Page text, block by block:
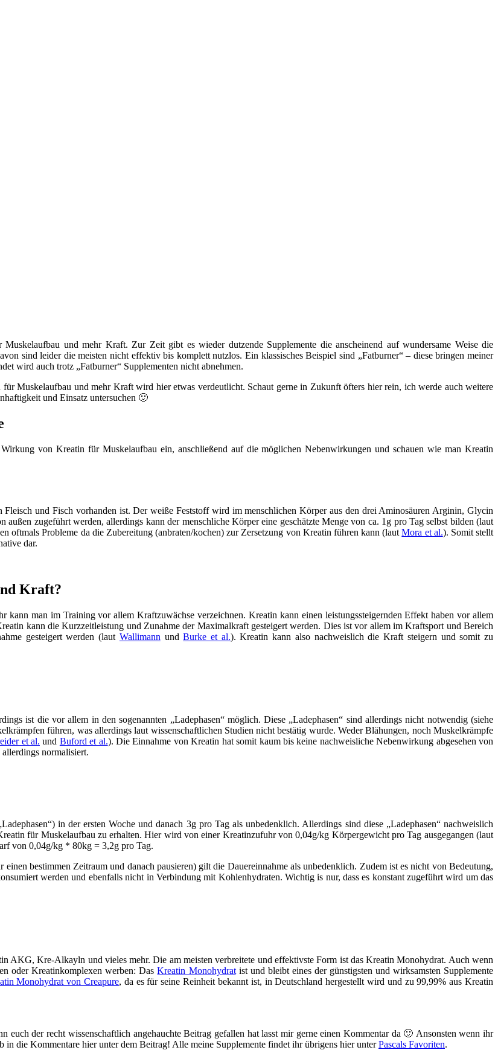
und mehr Kraft. Zur Zeit gibt es wieder dutzende Supplemente die anscheinend auf wundersame Weise die
sind leider die meisten nicht effektiv bis komplett nutzlos. Ein klassisches Beispiel sind „Fatburner“ – diese bringen meiner
wird auch trotz „Fatburner“ Supplementen nicht abnehmen.
Muskelaufbau und mehr Kraft wird hier etwas verdeutlicht. Schaut gerne in Zukunft öfters hier rein, ich werde auch weitere
und Einsatz untersuchen 🙂
von Kreatin für Muskelaufbau ein, anschließend auf die möglichen Nebenwirkungen und schauen wie man Kreatin
und Fisch vorhanden ist. Der weiße Feststoff wird im menschlichen Körper aus den drei Aminosäuren Arginin, Glycin
zugeführt werden, allerdings kann der menschliche Körper eine geschätzte Menge von ca. 1g pro Tag selbst bilden (laut
oftmals Probleme da die Zubereitung (anbraten/kochen) zur Zersetzung von Kreatin führen kann (lautMora et al.). Somit stellt
dar.
Kraft?
kann man im Training vor allem Kraftzuwächse verzeichnen. Kreatin kann einen leistungssteigernden Effekt haben vor allem
kann die Kurzzeitleistung und Zunahme der Maximalkraft gesteigert werden. Dies ist vor allem im Kraftsport und Bereich
gesteigert werden (laut Wallimann undBurke et al.). Kreatin kann also nachweislich die Kraft steigern und somit zu
ist die vor allem in den sogenannten „Ladephasen“ möglich. Diese „Ladephasen“ sind allerdings nicht notwendig (siehe
führen, was allerdings laut wissenschaftlichen Studien nicht bestätig wurde. Weder Blähungen, noch Muskelkrämpfe
et al. und Buford et al.). Die Einnahme von Kreatin hat somit kaum bis keine nachweisliche Nebenwirkung abgesehen von
normalisiert.
in der ersten Woche und danach 3g pro Tag als unbedenklich. Allerdings sind diese „Ladephasen“ nachweislich
für Muskelaufbau zu erhalten. Hier wird von einer Kreatinzufuhr von 0,04g/kg Körpergewicht pro Tag ausgegangen (laut
von 0,04g/kg * 80kg = 3,2g pro Tag.
bestimmen Zeitraum und danach pausieren) gilt die Dauereinnahme als unbedenklich. Zudem ist es nicht von Bedeutung,
werden und ebenfalls nicht in Verbindung mit Kohlenhydraten. Wichtig is nur, dass es konstant zugeführt wird um das
AKG, Kre-Alkayln und vieles mehr. Die am meisten verbreitete und effektivste Form ist das Kreatin Monohydrat. Auch wenn
oder Kreatinkomplexen werben: DasKreatin Monohydratist und bleibt eines der günstigsten und wirksamsten Supplemente
Monohydrat von Creapure, da es für seine Reinheit bekannt ist, in Deutschland hergestellt wird und zu 99,99% aus Kreatin
der recht wissenschaftlich angehauchte Beitrag gefallen hat lasst mir gerne einen Kommentar da 🙂 Ansonsten wenn ihr
die Kommentare hier unter dem Beitrag! Alle meine Supplemente findet ihr übrigens hier unterPascals Favoriten.